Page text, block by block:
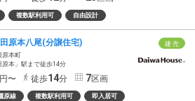
複数駅利用可 自由設計
建 売
原本八尾(分譲住宅)
原本町
原本」駅まで徒歩14分
〜 徒歩14分 7区画
原線 複数駅利用可 即入居可